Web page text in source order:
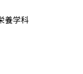
養学科